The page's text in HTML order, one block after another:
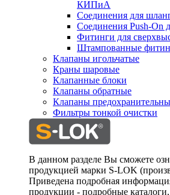
КИПиА
Соединения для
Соединения Push-On
Фитинги для
Штампованные
Клапаны игольчатые
Краны шаровые
Клапанные блоки
Клапаны обратные
Клапаны
Фильтры тонкой очистки
В данном разделе Вы сможете
продукцией марки S-LOK
Приведена подробная
продукции - подробные каталоги,